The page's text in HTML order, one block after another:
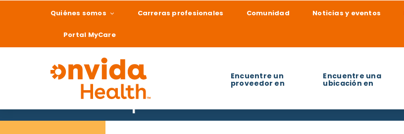
Quiénes somos Carreras profesionales Comunidad Noticias y eventos
Portal MyCare
Encuentre un
proveedor en
Encuentre una
ubicación en
¿Qué podemos ayudarle a encontrar?
Buscar un proveedor